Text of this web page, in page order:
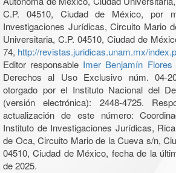
C.P. 04510, Ciudad de México, por
Investigaciones Jurídicas, Circuito Mario
Universitaria, C.P. 04510, Ciudad de
74, http://revistas.juridicas.unam.mx/
Editor responsable Imer Benjamín Flores
Derechos al Uso Exclusivo núm. 04-
otorgado por el Instituto Nacional del
(versión electrónica): 2448-4725.
actualización de este número:
Instituto de Investigaciones Jurídicas,
de Oca, Circuito Mario de la Cueva s/n,
04510, Ciudad de México, fecha de la
de 2025.